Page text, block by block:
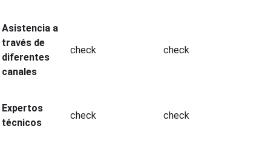
Asistencia a
través de
diferentes
canales
check check
Expertos
técnicos
check check